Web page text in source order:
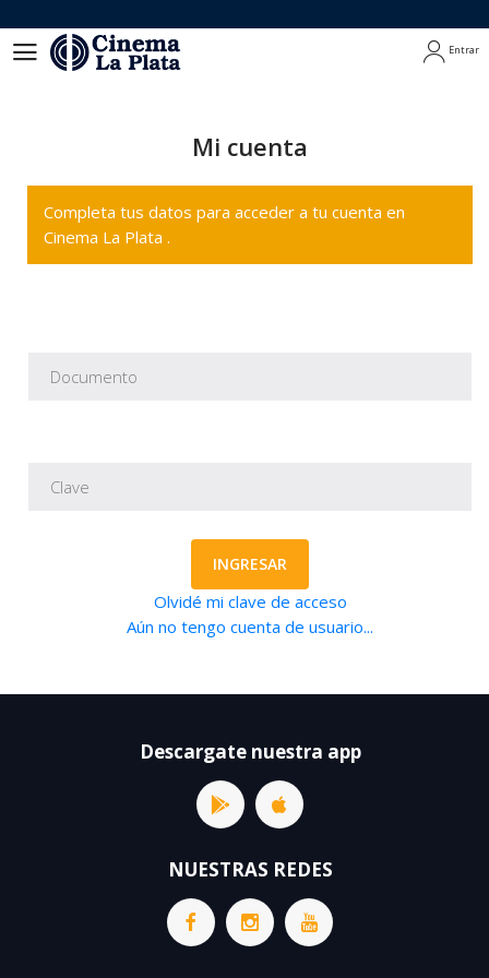
Entrar
Mi cuenta
Completa tus datos para acceder a tu cuenta en
Cinema La Plata .
INGRESAR
Olvidé mi clave de acceso
Aún no tengo cuenta de usuario...
Descargate nuestra app
NUESTRAS REDES